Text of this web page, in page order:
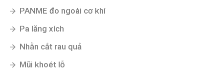
PANME đo ngoài cơ khí
Pa lăng xích
Nhẵn cắt rau quả
Mũi khoét lỗ